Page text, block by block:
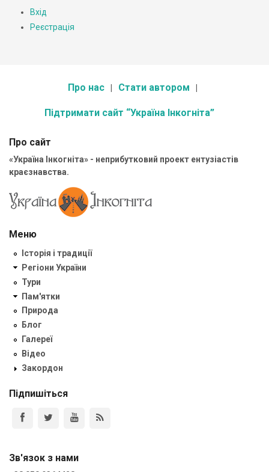
Вхід
Реєстрація
Про нас Стати автором
Підтримати сайт “Україна Інкогніта”
Про сайт
«Україна Інкогніта» - неприбутковий проект ентузіастів
краєзнавства.
Меню
Історія і традиції
Регіони України
Тури
Пам'ятки
Природа
Блог
Галереї
Відео
Закордон
Підпишіться
Зв'язок з нами